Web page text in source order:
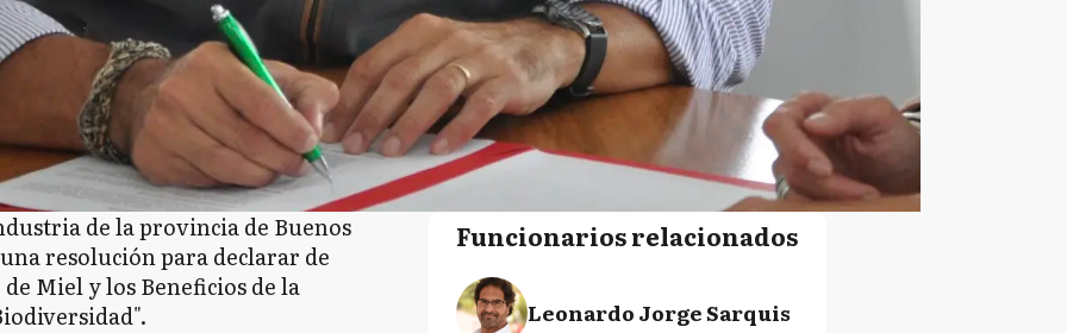
de la provincia de Buenos
resolución para declarar de
Miel y los Beneficios de la
Funcionarios relacionados
Leonardo Jorge Sarquis